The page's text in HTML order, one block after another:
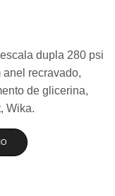
dupla 280 psi
anel recravado,
de glicerina,
Wika.